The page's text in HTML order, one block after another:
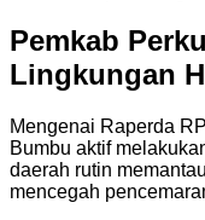
Pemkab
Lingkungan
Mengenai Raperda
Bumbu aktif
daerah rutin
mencegah